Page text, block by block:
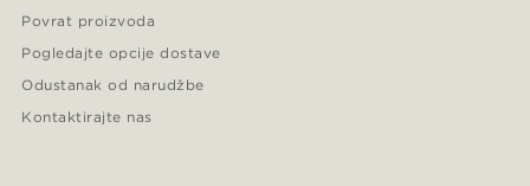
Povrat proizvoda
Pogledajte opcije dostave
Odustanak od narudžbe
Kontaktirajte nas